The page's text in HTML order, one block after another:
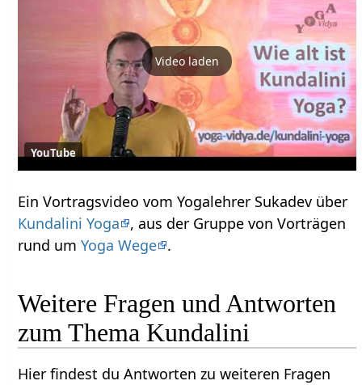
Video laden
YouTube
Ein Vortragsvideo vom Yogalehrer Sukadev über
Kundalini Yoga
, aus der Gruppe von Vorträgen
rund umYoga Wege .
Weitere Fragen und Antworten
zum Thema Kundalini
Hier findest du Antworten zu weiteren Fragen